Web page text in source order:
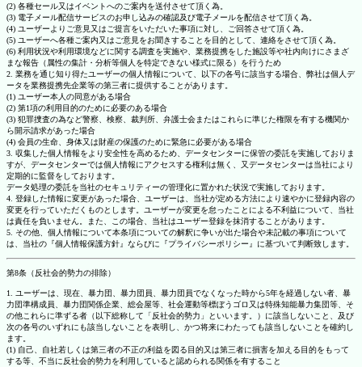
(2) 各種セール又はイベントへのご案内を送付させて頂く為。
(3) 電子メール配信サービスのお申し込みの確認及び電子メールを配信させて頂く為。
(4) ユーザーよりご意見又はご提言をいただいた事項に対し、ご回答させて頂く為。
(5) ユーザーへ各種ご案内又はご意見をお聞きすることを目的として、連絡をさせて頂く為。
(6) 利用状況や利用環境などに関する調査を実施や、業務提携をした施設等や社内向けにさまざ
まな報告（属性の集計・分析等個人を特定できない様式に限る）を行うため
2. 業務を通じ知り得たユーザーの個人情報について、以下の各号に該当する場合、弊社は個人デ
ータを業務提携先企業等の第三者に提供することがあります。
(1) ユーザー本人の同意がある場合
(2) 第1項の利用目的のために必要のある場合
(3) 犯罪捜査の為など警察、検察、裁判所、弁護士会またはこれらに準じた権限を有する機関か
ら開示請求があった場合
(4) 会員の生命、身体又は財産の保護のために緊急に必要がある場合
3. 収集した個人情報をより安全性を高めるため、データセンターに保管の委託を実施しておりま
すが、データセンターでは個人情報にアクセスする権利は無く、又データセンターは当社により
定期的に監督をしております。
データ処理の委託を当社のセキュリティーの管理化に置かれた状況で実施しております。
4. 登録した情報に変更があった場合、ユーザーは、当社が定める方法により速やかに登録内容の
変更を行っていただくものとします。ユーザーが変更を怠ったことによる不利益について、当社
は責任を負いません。また、この場合、当社はユーザー登録を抹消することがあります。
5. その他、個人情報について本条項についての解釈に争いが出た場合や未記載の事項について
は、当社の『個人情報保護方針』ならびに『プライバシーポリシー』に基づいて判断致します。
第8条（反社会的勢力の排除）
1. ユーザーは、現在、暴力団、暴力団員、暴力団員でなくなった時から5年を経過しない者、暴
力団準構成員、暴力団関係企業、総会屋等、社会運動等標ぼうゴロ又は特殊知能暴力集団等、そ
の他これらに準ずる者（以下総称して「反社会的勢力」といいます。）に該当しないこと、及び
次の各号のいずれにも該当しないことを表明し、かつ将来にわたっても該当しないことを確約し
ます。
(1) 自己、自社若しくは第三者の不正の利益を図る目的又は第三者に損害を加える目的をもって
する等、不当に反社会的勢力を利用していると認められる関係を有すること